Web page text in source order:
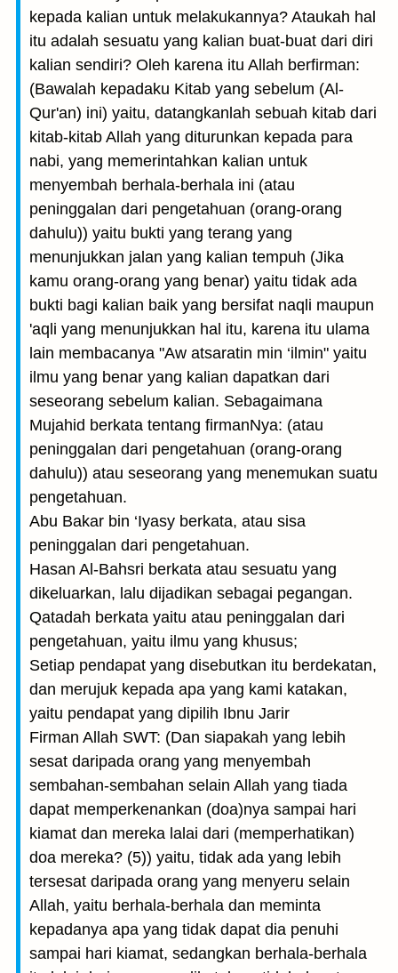
kepada kalian untuk melakukannya? Ataukah hal
itu adalah sesuatu yang kalian buat-buat dari diri
kalian sendiri? Oleh karena itu Allah berfirman:
(Bawalah kepadaku Kitab yang sebelum (Al-
Qur'an) ini) yaitu, datangkanlah sebuah kitab dari
kitab-kitab Allah yang diturunkan kepada para
nabi, yang memerintahkan kalian untuk
menyembah berhala-berhala ini (atau
peninggalan dari pengetahuan (orang-orang
dahulu)) yaitu bukti yang terang yang
menunjukkan jalan yang kalian tempuh (Jika
kamu orang-orang yang benar) yaitu tidak ada
bukti bagi kalian baik yang bersifat naqli maupun
'aqli yang menunjukkan hal itu, karena itu ulama
lain membacanya "Aw atsaratin min ‘ilmin" yaitu
ilmu yang benar yang kalian dapatkan dari
seseorang sebelum kalian. Sebagaimana
Mujahid berkata tentang firmanNya: (atau
peninggalan dari pengetahuan (orang-orang
dahulu)) atau seseorang yang menemukan suatu
pengetahuan.
Abu Bakar bin ‘Iyasy berkata, atau sisa
peninggalan dari pengetahuan.
Hasan Al-Bahsri berkata atau sesuatu yang
dikeluarkan, lalu dijadikan sebagai pegangan.
Qatadah berkata yaitu atau peninggalan dari
pengetahuan, yaitu ilmu yang khusus;
Setiap pendapat yang disebutkan itu berdekatan,
dan merujuk kepada apa yang kami katakan,
yaitu pendapat yang dipilih Ibnu Jarir
Firman Allah SWT: (Dan siapakah yang lebih
sesat daripada orang yang menyembah
sembahan-sembahan selain Allah yang tiada
dapat memperkenankan (doa)nya sampai hari
kiamat dan mereka lalai dari (memperhatikan)
doa mereka? (5)) yaitu, tidak ada yang lebih
tersesat daripada orang yang menyeru selain
Allah, yaitu berhala-berhala dan meminta
kepadanya apa yang tidak dapat dia penuhi
sampai hari kiamat, sedangkan berhala-berhala